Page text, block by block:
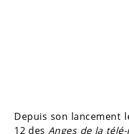
Depuis son lancement
12 des Anges de la